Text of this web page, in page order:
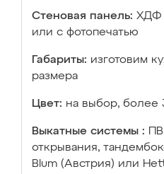
Стеновая панель: ХДФ
или с фотопечатью
Габариты: изготовим
размера
Цвет: на выбор, более
Выкатные системы :
открывания,
Blum (Австрия) или